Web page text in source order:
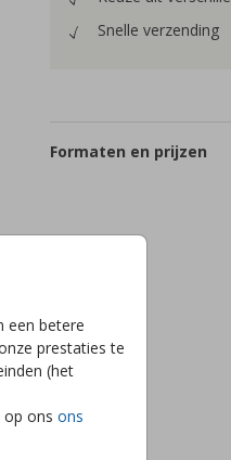
een betere
prestaties te
(het
ons ons
Snelle verzending
Formaten en prijzen